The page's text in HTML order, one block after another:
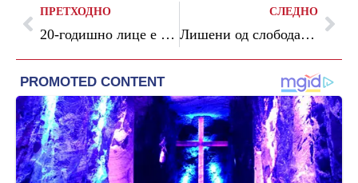
ПРЕТХОДНО
20-годишно лице е четвртата жртва во трагичната несреќа на скопската обиколница
СЛЕДНО
Лишени од слобода двајца крадци во Скопје, одземеното вратено на сопственикот